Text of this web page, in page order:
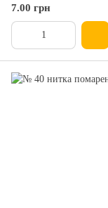
7.00 грн